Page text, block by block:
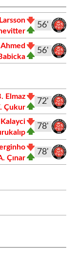
56'
56'
72'
Elmaz
Çukur
78'
Kalayci
78'
Çınar